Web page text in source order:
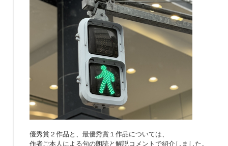
優秀賞２作品と、最優秀賞１作品については、
作者ご本人による句の朗読と解説コメントで紹介しました。